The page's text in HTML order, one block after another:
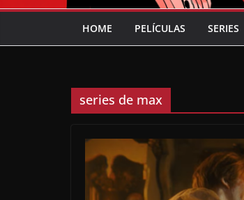
HOME PELÍCULAS SERIES
series de max